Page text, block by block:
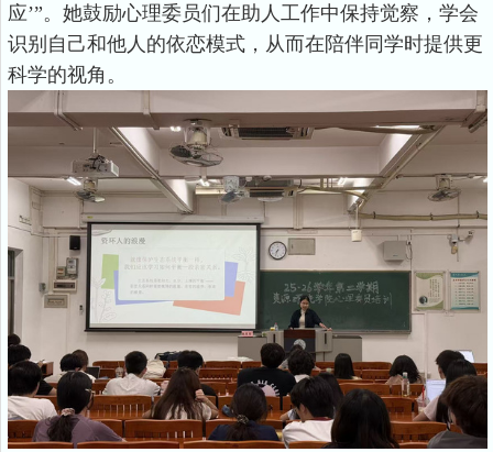
应’”。她鼓励心理委员们在助人工作中保持觉察，学会
识别自己和他人的依恋模式，从而在陪伴同学时提供更
科学的视角。